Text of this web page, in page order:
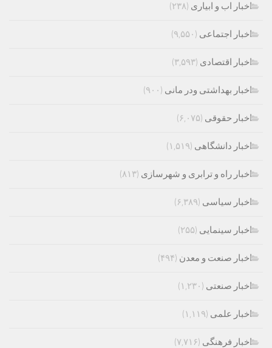
اخبار اب و ابیاری (۲۳۸)
اخبار اجتماعی (۹,۵۵۰)
اخبار اقتصادی (۳,۵۹۳)
اخبار بهداشتی ودر مانی (۹۰۰)
اخبار حقوقی (۶,۰۷۵)
اخبار دانشگاهی (۱,۵۱۹)
اخبار راه و ترابری و شهرسازی (۸۱۳)
اخبار سیاسی (۶,۳۸۹)
اخبار سینمایی (۲۵۵)
اخبار صنعت و معدن (۴۹۴)
اخبار صنعتی (۱,۲۳۰)
اخبار علمی (۱,۱۱۹)
اخبار فرهنگی (۷,۷۱۶)